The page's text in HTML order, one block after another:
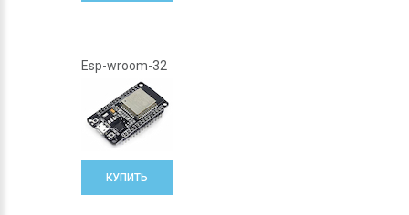
Esp-wroom-32
КУПИТЬ